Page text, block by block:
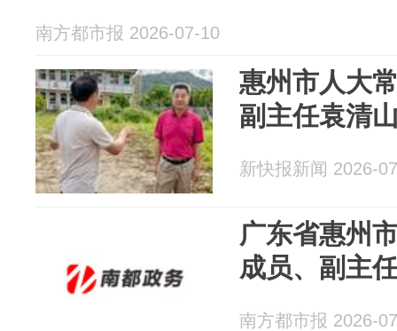
南方都市报 2026-07-10
惠州市人大
副主任袁清
新快报新闻 2026-
广东省惠州
成员、副主
南方都市报 2026-